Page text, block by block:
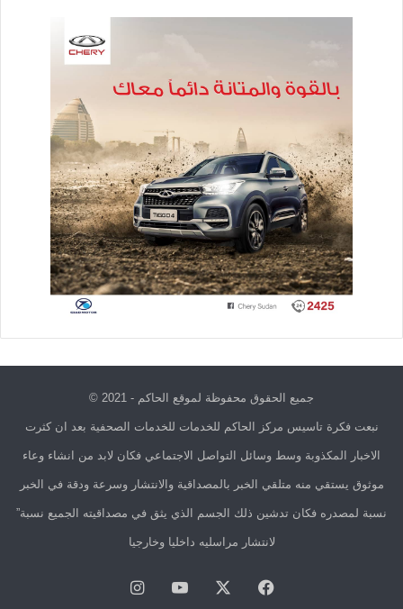
جميع الحقوق محفوظة لموقع الحاكم - 2021 ©
نبعت فكرة تاسيس مركز الحاكم للخدمات للخدمات الصحفية بعد ان كثرت
الاخبار المكذوبة وسط وسائل التواصل الاجتماعي فكان لابد من انشاء وعاء
موثوق يستقي منه متلقي الخبر بالمصداقية والانتشار وسرعة ودقة في الخبر
نسبة لمصدره فكان تدشين ذلك الجسم الذي يثق في مصداقيته الجميع نسبة”
لانتشار مراسليه داخليا وخارجيا
فيسبوك يوتيوبانستقرام